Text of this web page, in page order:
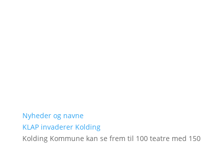
Nyheder og navne
KLAP invaderer Kolding
Kolding Kommune kan se frem til 100 teatre med 150